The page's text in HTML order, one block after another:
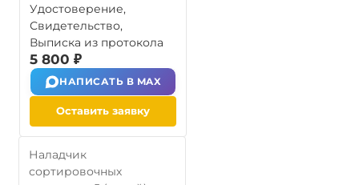
Удостоверение,
Свидетельство,
Выписка из протокола
5 800 ₽
НАПИСАТЬ В MAX
Оставить заявку
Наладчик
сортировочных